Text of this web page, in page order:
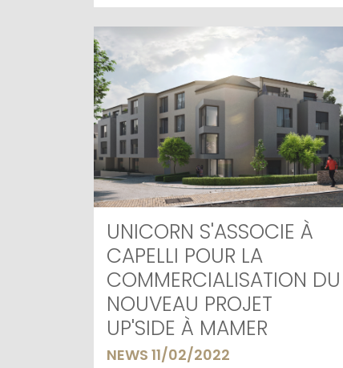
UNICORN S'ASSOCIE À
CAPELLI POUR LA
COMMERCIALISATION DU
NOUVEAU PROJET
UP'SIDE À MAMER
NEWS 11/02/2022